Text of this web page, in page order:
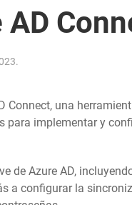
AD
.
Connect, una
para implementar y
de Azure AD,
a configurar la